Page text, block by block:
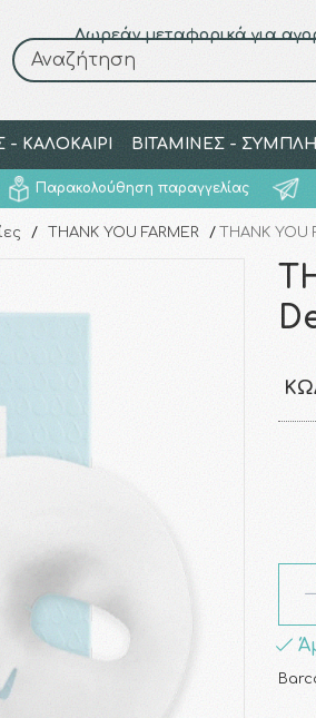
Δωρεάν μεταφορικά για
Αναζήτηση
ΚΑΛΟΚΑΙΡΙ ΒΙΤΑΜΙΝΕΣ -
Παρακολούθηση παραγγελίας
/ THANK YOU FARMER / THANK